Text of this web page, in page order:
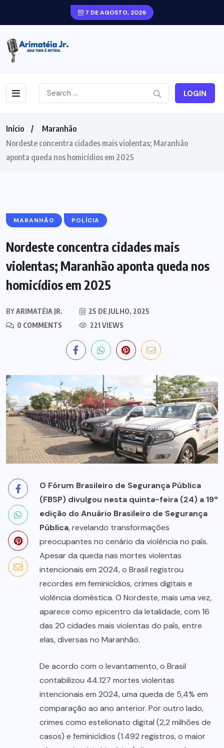
7 DE AGOSTO, 2026
LOGIN
Início
Maranhão
Nordeste concentra cidades mais violentas; Maranhão
aponta queda nos homicídios em 2025
MARANHÃO POLÍCIA
Nordeste concentra cidades mais
violentas; Maranhão aponta queda nos
homicídios em 2025
BYARIMATÉIA JR.
25 DE JULHO, 2025
0 COMMENTS
221 VIEWS
O Fórum Brasileiro de Segurança Pública
(FBSP) divulgou nesta quinta-feira (24) a 19ª
edição do Anuário Brasileiro de Segurança
Pública, revelando transformações
preocupantes no cenário da violência no país.
Apesar da queda nas mortes violentas
intencionais em 2024, o Brasil registrou
recordes em feminicídios, crimes digitais e
violência doméstica. O Nordeste, mais uma vez,
aparece como epicentro da letalidade, com 16
das 20 cidades mais violentas do país, entre
elas, diversas no Maranhão.
De acordo com o levantamento, o Brasil
contabilizou 44.127 mortes violentas
intencionais em 2024, uma queda de 5,4% em
comparação ao ano anterior. Por outro lado,
crimes como estelionato digital (2,2 milhões de
casos) e feminicídios (1.492 registros, o maior